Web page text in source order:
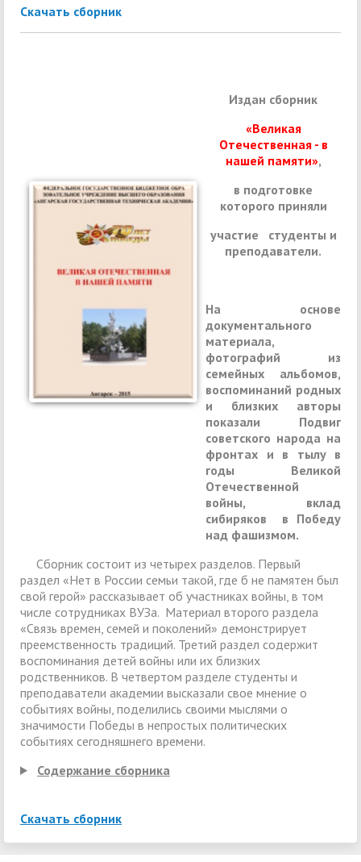
Скачать сборник
Издан сборник
«Великая
Отечественная - в
нашей памяти»,
в подготовке
которого приняли
участие студенты и
преподаватели.
На основе
документального
материала,
фотографий из
семейных альбомов,
воспоминаний родных
и близких авторы
показали Подвиг
советского народа на
фронтах и в тылу в
годы Великой
Отечественной
войны, вклад
сибиряков в Победу
над фашизмом.
Сборник состоит из четырех разделов. Первый
раздел «Нет в России семьи такой, где б не памятен был
свой герой» рассказывает об участниках войны, в том
числе сотрудниках ВУЗа. Материал второго раздела
«Связь времен, семей и поколений» демонстрирует
преемственность традиций. Третий раздел содержит
воспоминания детей войны или их близких
родственников. В четвертом разделе студенты и
преподаватели академии высказали свое мнение о
событиях войны, поделились своими мыслями о
значимости Победы в непростых политических
событиях сегодняшнего времени.
Содержание сборника
Скачать сборник